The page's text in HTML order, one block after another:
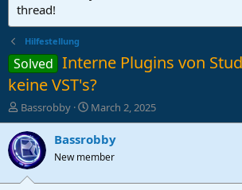
thread!
Hilfestellung
Solved Interne Plugins von
keine VST's?
T
h
r
e
a
d
Bassrobby
S
t
a
t
March 2, 2025
Bassrobby
New member